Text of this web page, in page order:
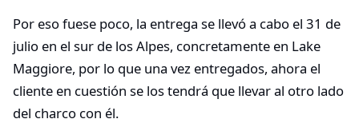
Por eso fuese poco, la entrega se llevó a cabo el 31 de
julio en el sur de los Alpes, concretamente en Lake
Maggiore, por lo que una vez entregados, ahora el
cliente en cuestión se los tendrá que llevar al otro lado
del charco con él.